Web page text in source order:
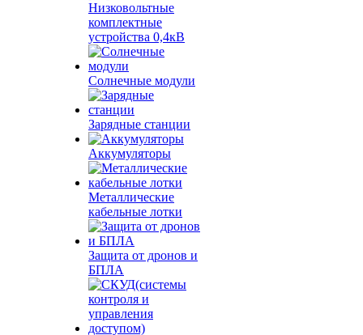
Низковольтные
комплектные
устройства 0,4кВ
Солнечные модули
Зарядные станции
Аккумуляторы
Металлические
кабельные лотки
Защита от дронов и
БПЛА